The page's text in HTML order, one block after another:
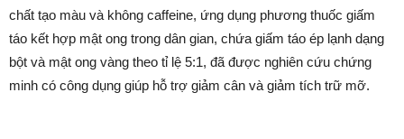
chất tạo màu và không caffeine, ứng dụng phương thuốc giấm
táo kết hợp mật ong trong dân gian, chứa giấm táo ép lạnh dạng
bột và mật ong vàng theo tỉ lệ 5:1, đã được nghiên cứu chứng
minh có công dụng giúp hỗ trợ giảm cân và giảm tích trữ mỡ.